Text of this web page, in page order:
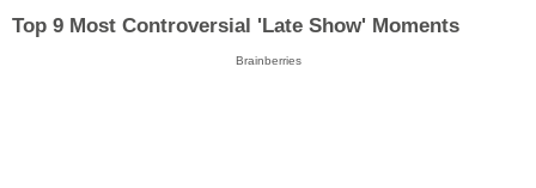
Top 9 Most Controversial 'Late Show' Moments
Brainberries